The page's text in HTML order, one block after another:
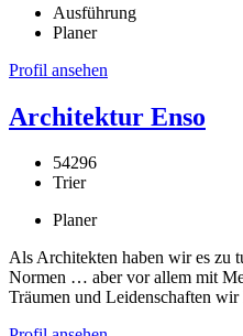
Ausführung
Planer
Profil ansehen
Architektur Enso
54296
Trier
Planer
Als Architekten haben wir es zu
Normen … aber vor allem mit
Träumen und Leidenschaften